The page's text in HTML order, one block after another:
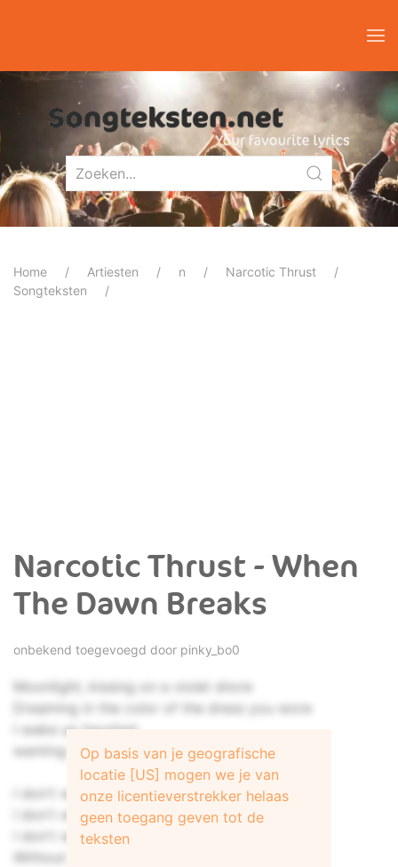
Home Artiesten n
Narcotic Thrust
Songteksten
Narcotic Thrust - When
The Dawn Breaks
onbekend toegevoegd door pinky_bo0
Moonlight, kissing on a violet shore
Dreaming in the color of the dress you wore
I wake up haunted,
wanting more about you
I don't wanna... feel love
I don't wanna... feel naked
I don't wanna... feel love
Without you
Op basis van je geografische
locatie [US] mogen we je van
onze licentieverstrekker helaas
geen toegang geven tot de
teksten